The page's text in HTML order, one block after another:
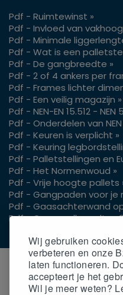
Wij gebruiken
verbeteren en onze
laten functioneren.
accepteert je het
Wil je meer weten?
Pdf - Ruimtewinst »
Pdf - Invloed van
Pdf - Minimale
Pdf - Wat is een
Pdf - De gangbreedte »
Pdf - 2 of 4 ankers per
Pdf - Frames lichter
Pdf - Een veilig magazijn »
Pdf - NEN-EN 15.512 - NEN
Pdf - Onderdelen van
Pdf - Keuren is verplicht »
Pdf - Keuring
Pdf - Palletstellingen en
Pdf - Het Normenwoud »
Pdf - Vrije hoogte pallets
Pdf - Gangpaden voor je
Pdf - Gaasachterwand
Pdf - Gangpadbreedtes